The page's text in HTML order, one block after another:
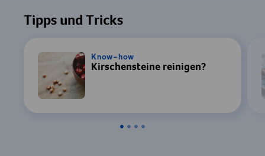
Tipps und Tricks
Know-how
Kirschensteine reinigen?